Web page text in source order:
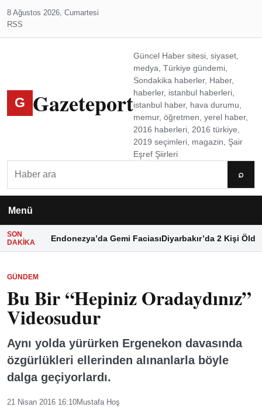
8 Ağustos 2026, Cumartesi
RSS
G Gazeteport
Güncel Haber sitesi, siyaset,
medya, Türkiye gündemi,
Sondakika haberler, Haber,
haberler, istanbul haberleri,
istanbul haber, hava durumu,
memur, öğretmen, yerel haber,
2016 haberleri, 2016 türkiye,
2019 seçimleri, magazin, Şair
Eşref Şiirleri
⌕
Menü
SON
DAKIKA
Endonezya’da Gemi FaciasıDiyarbakır’da 2 Kişi Öldü
GÜNDEM
Bu Bir “Hepiniz Oradaydınız”
Videosudur
Aynı yolda yürürken Ergenekon davasında
özgürlükleri ellerinden alınanlarla böyle
dalga geçiyorlardı.
21 Nisan 2016 16:10Mustafa Hoş